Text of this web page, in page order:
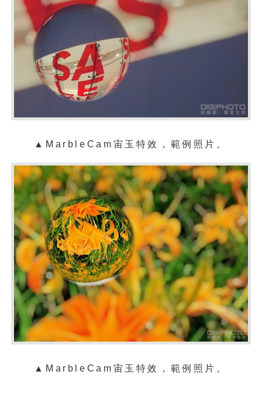
▲ MarbleCam 宙玉特效，範例照片。
▲ MarbleCam 宙玉特效，範例照片。